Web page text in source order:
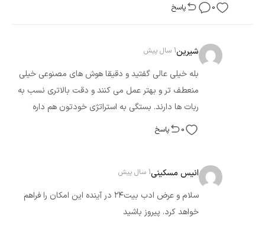
0 پاسخ
شیرین1 سال پیش
بله خیلی عالی گفتید و دقیقا هوش های مصنوعی خیلی
منعطف تر و بهتر عمل می کنند و دقت بالاتری نسب به
ربات ها دارند. بستگی به استراتژی خودتون هم داره
0 پاسخ
انیس مسکینی1 سال پیش
سلام و عرض ادب بیت۲۴ در آینده این امکان را فراهم
خواهد کرد. پیروز باشید